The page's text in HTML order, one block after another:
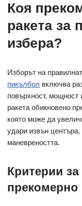
Коя
ракета за
избера?
Изборът на
пикълбол включва
повърхност, мощност
ракета обикновено
която може да
удари извън
маневреността.
Критерии
прекомерно